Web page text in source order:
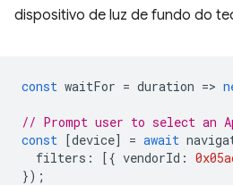
dispositivo de luz de fundo do
const waitFor = duration =>
// Prompt user to select an
const [device] = await
filters : [{ vendorId :
});